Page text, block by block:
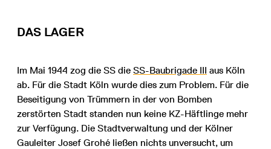
DAS LAGER
Im Mai 1944 zog die SS die SS-Baubrigade III aus Köln
ab. Für die Stadt Köln wurde dies zum Problem. Für die
Beseitigung von Trümmern in der von Bomben
zerstörten Stadt standen nun keine KZ-Häftlinge mehr
zur Verfügung. Die Stadtverwaltung und der Kölner
Gauleiter Josef Grohé ließen nichts unversucht, um